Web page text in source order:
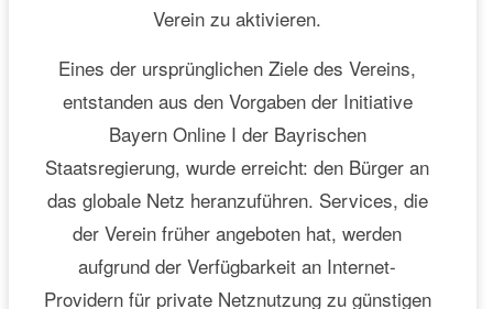
Verein zu aktivieren.
Eines der ursprünglichen Ziele des Vereins,
entstanden aus den Vorgaben der Initiative
Bayern Online I der Bayrischen
Staatsregierung, wurde erreicht: den Bürger an
das globale Netz heranzuführen. Services, die
der Verein früher angeboten hat, werden
aufgrund der Verfügbarkeit an Internet-
Providern für private Netznutzung zu günstigen